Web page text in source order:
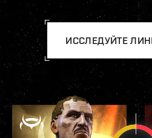
ИССЛЕДУЙТЕ